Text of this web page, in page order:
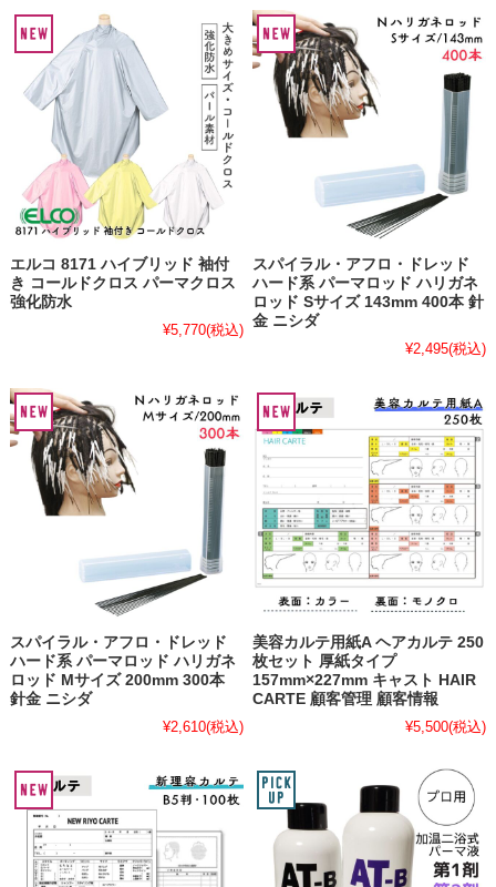
エルコ 8171 ハイブリッド 袖付
き コールドクロス パーマクロス
強化防水
¥5,770(税込)
スパイラル・アフロ・ドレッド
ハード系 パーマロッド ハリガネ
ロッド Sサイズ 143mm 400本 針
金 ニシダ
¥2,495(税込)
スパイラル・アフロ・ドレッド
ハード系 パーマロッド ハリガネ
ロッド Mサイズ 200mm 300本
針金 ニシダ
¥2,610(税込)
美容カルテ用紙A ヘアカルテ 250
枚セット 厚紙タイプ
157mm×227mm キャスト HAIR
CARTE 顧客管理 顧客情報
¥5,500(税込)